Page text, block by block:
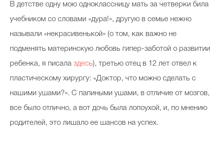
Фотоальбом
Викторины
В детстве одну мою одноклассницу мать за четверки била
учебником со словами «дура!», другую в семье нежно
называли «некрасивенькой» (о том, как важно не
подменять материнскую любовь гипер-заботой о развитии
ребенка, я писала здесь), третью отец в 12 лет отвел к
пластическому хирургу: «Доктор, что можно сделать с
нашими ушами?». С папиными ушами, в отличие от мозгов,
все было отлично, а вот дочь была лопоухой, и, по мнению
родителей, это лишало ее шансов на успех.